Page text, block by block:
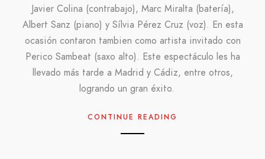
Javier Colina (contrabajo), Marc Miralta (batería),
Albert Sanz (piano) y Sílvia Pérez Cruz (voz). En esta
ocasión contaron tambien como artista invitado con
Perico Sambeat (saxo alto). Este espectáculo les ha
llevado más tarde a Madrid y Cádiz, entre otros,
logrando un gran éxito.
CONTINUE READING